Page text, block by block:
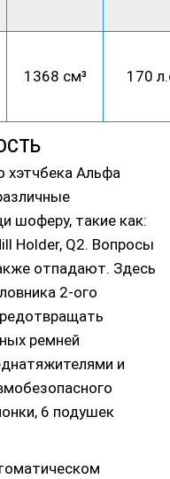
1368 см³ 170
Альфа
шоферу, такие как:
Holder, Q2. Вопросы
отпадают. Здесь
2-ого
ремней
и
6 подушек